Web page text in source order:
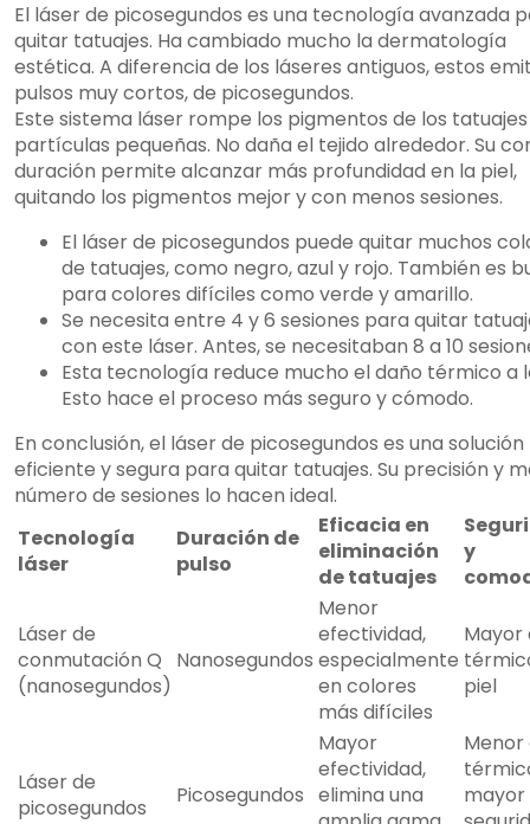
El láser de picosegundos es una tecnología avanzada
quitar tatuajes. Ha cambiado mucho la dermatología
estética. A diferencia de los láseres antiguos, estos
pulsos muy cortos, de picosegundos.
Este sistema láser rompe los pigmentos de los
partículas pequeñas. No daña el tejido alrededor. Su
duración permite alcanzar más profundidad en la piel,
quitando los pigmentos mejor y con menos sesiones.
El láser de picosegundos puede quitar muchos
de tatuajes, como negro, azul y rojo. También es
para colores difíciles como verde y amarillo.
Se necesita entre 4 y 6 sesiones para quitar
con este láser. Antes, se necesitaban 8 a 10
Esta tecnología reduce mucho el daño térmico a
Esto hace el proceso más seguro y cómodo.
En conclusión, el láser de picosegundos es una solución
eficiente y segura para quitar tatuajes. Su precisión y
número de sesiones lo hacen ideal.
Tecnología
láser
Duración de
pulso
Eficacia en
eliminación
de tatuajes
y
Láser de
conmutación Q
(nanosegundos)
Nanosegundos
Menor
efectividad,
especialmente
en colores
más difíciles
Mayor
piel
Láser de
picosegundos
Picosegundos
Mayor
efectividad,
elimina una
Menor
mayor